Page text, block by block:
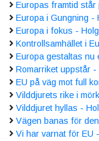
Europas framtid
Europa i Gungning -
Europa i fokus -
Kontrollsamhället i
Europa gestaltas nu
Romarriket uppstår -
EU på väg mot full
Vilddjurets rike i
Vilddjuret hyllas -
Vägen banas för
Vi har varnat för EU